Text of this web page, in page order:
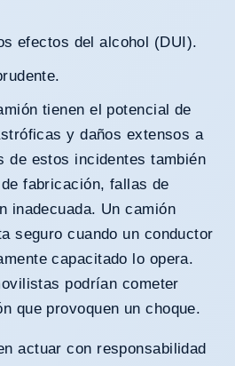
efectos del alcohol (DUI).
tienen el potencial de
y daños extensos a
de estos incidentes también
fabricación, fallas de
inadecuada. Un camión
seguro cuando un conductor
capacitado lo opera.
podrían cometer
que provoquen un choque.
actuar con responsabilidad